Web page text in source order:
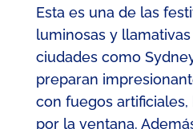
Esta es una de las
luminosas y
ciudades como
preparan
con fuegos artificiales,
por la ventana.